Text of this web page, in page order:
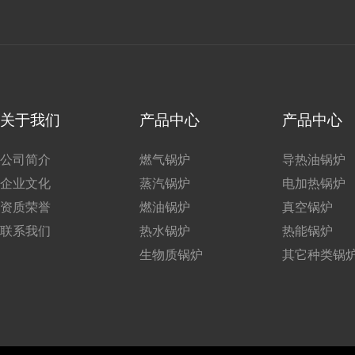
关于我们
公司简介
企业文化
资质荣誉
联系我们
产品中心
燃气锅炉
蒸汽锅炉
燃油锅炉
热水锅炉
生物质锅炉
产品中心
导热油锅炉
电加热锅炉
真空锅炉
热能锅炉
其它种类锅